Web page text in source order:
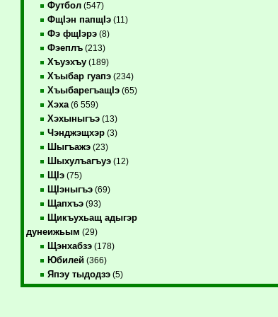
Футбол(547)
ФщIэн папщIэ(11)
Фэ фщIэрэ(8)
Фэеплъ(213)
Хъуэхъу(189)
Хъыбар гуапэ(234)
ХъыбарегъащIэ(65)
Хэха(6 559)
Хэхыныгъэ(13)
Чэнджэщхэр(3)
Шыгъажэ(23)
Шыхулъагъуэ(12)
ЩIэ(75)
ЩIэныгъэ(69)
Щапхъэ(93)
Щикъухьащ адыгэр
дунеижьым (29)
Щэнхабзэ(178)
Юбилей(366)
Япэу тыдодзэ(5)